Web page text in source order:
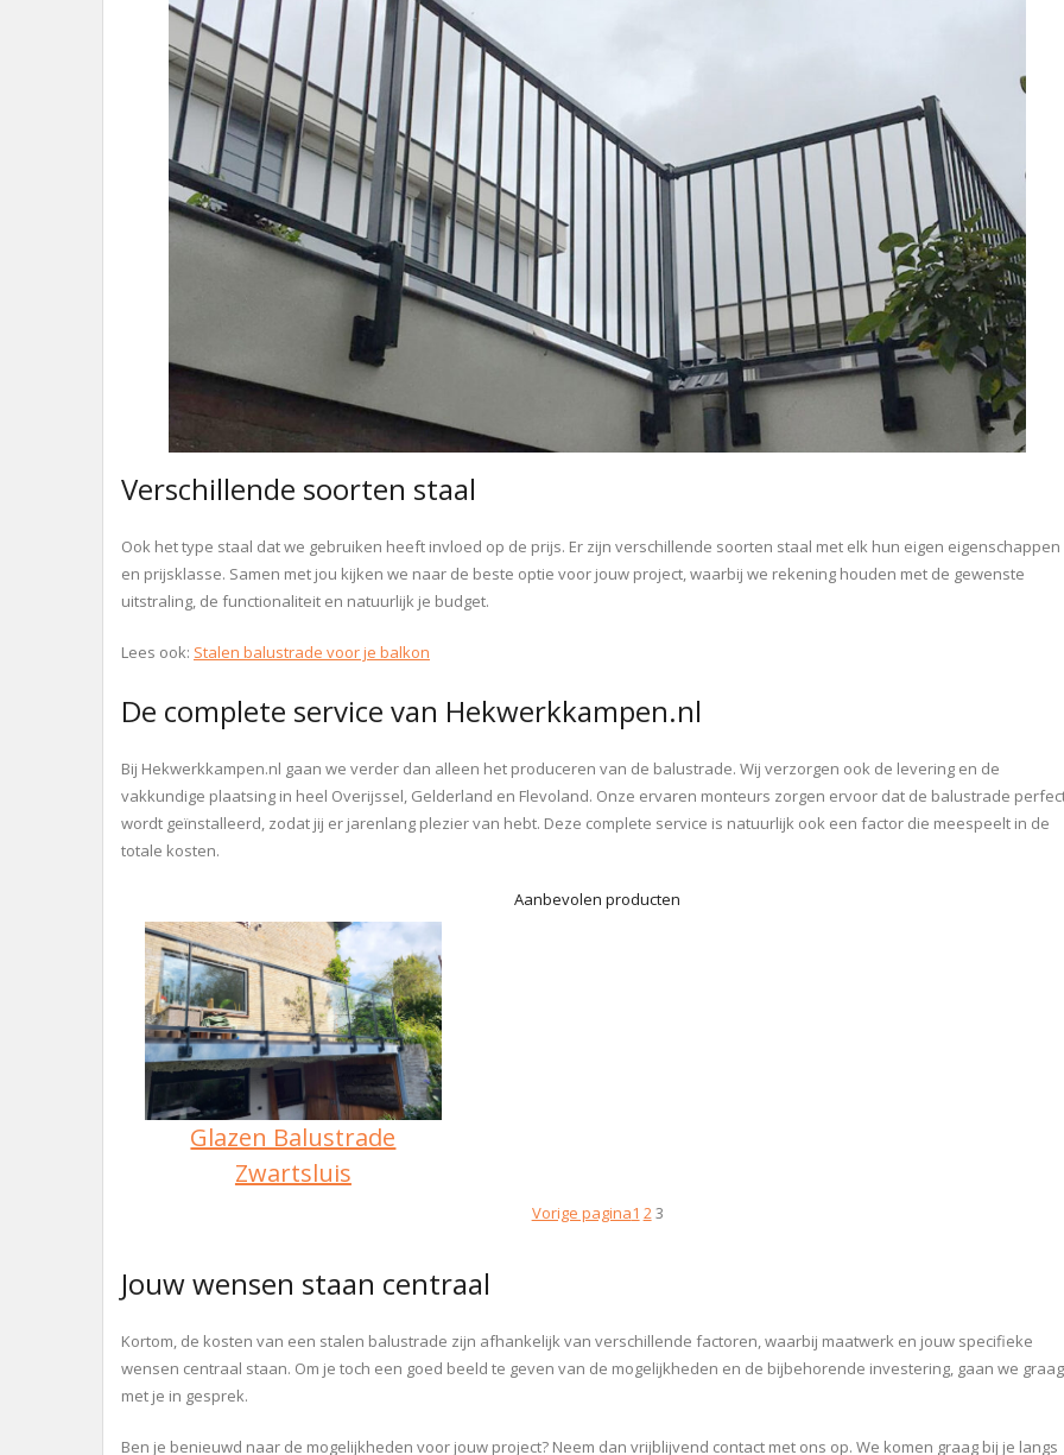
Verschillende soorten staal
Ook het type staal dat we gebruiken heeft invloed op de prijs. Er zijn verschillende soorten staal met elk hun eigen eigenschappen
en prijsklasse. Samen met jou kijken we naar de beste optie voor jouw project, waarbij we rekening houden met de gewenste
uitstraling, de functionaliteit en natuurlijk je budget.
Lees ook: Stalen balustrade voor je balkon
De complete service van Hekwerkkampen.nl
Bij Hekwerkkampen.nl gaan we verder dan alleen het produceren van de balustrade. Wij verzorgen ook de levering en de
vakkundige plaatsing in heel Overijssel, Gelderland en Flevoland. Onze ervaren monteurs zorgen ervoor dat de balustrade
wordt geïnstalleerd, zodat jij er jarenlang plezier van hebt. Deze complete service is natuurlijk ook een factor die meespeelt in de
totale kosten.
Aanbevolen producten
Glazen Balustrade
Zwartsluis
Vorige pagina1 23
Jouw wensen staan centraal
Kortom, de kosten van een stalen balustrade zijn afhankelijk van verschillende factoren, waarbij maatwerk en jouw specifieke
wensen centraal staan. Om je toch een goed beeld te geven van de mogelijkheden en de bijbehorende investering, gaan we graag
met je in gesprek.
Ben je benieuwd naar de mogelijkheden voor jouw project? Neem dan vrijblijvend contact met ons op. We komen graag bij je langs